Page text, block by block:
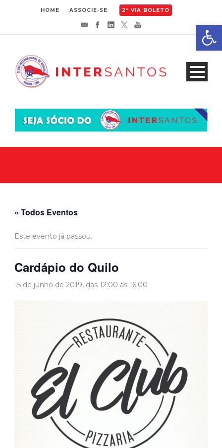
HOME ASSOCIE-SE 2ª VIA BOLETO
« Todos Eventos
Este evento já passou.
Cardápio do Quilo
15 de junho de 2019, das 12:00 às 16:00
Abrir